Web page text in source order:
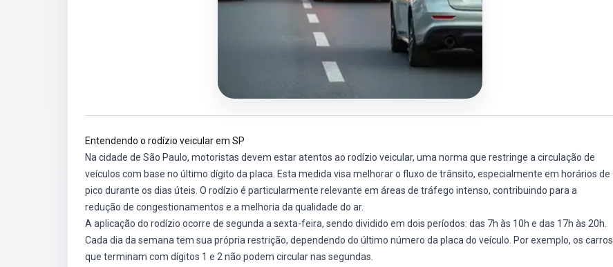
Entendendo o rodízio veicular em SP
Na cidade de São Paulo, motoristas devem estar atentos ao rodízio veicular, uma norma que restringe a circulação de
veículos com base no último dígito da placa. Esta medida visa melhorar o fluxo de trânsito, especialmente em horários de
pico durante os dias úteis. O rodízio é particularmente relevante em áreas de tráfego intenso, contribuindo para a
redução de congestionamentos e a melhoria da qualidade do ar.
A aplicação do rodízio ocorre de segunda a sexta-feira, sendo dividido em dois períodos: das 7h às 10h e das 17h às 20h.
Cada dia da semana tem sua própria restrição, dependendo do último número da placa do veículo. Por exemplo, os carros
que terminam com dígitos 1 e 2 não podem circular nas segundas.